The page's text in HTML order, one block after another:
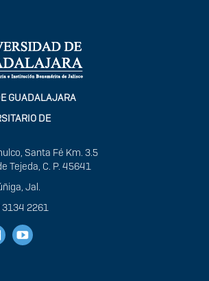
del
GUADALAJARA
DE
Santa Fé Km. 3.5
Tejeda, C. P. 45641
Jal.
2261